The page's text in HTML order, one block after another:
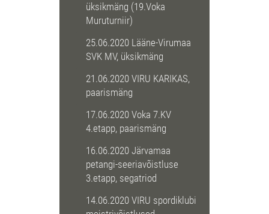
üksikmäng (19.Voka
Muruturniir)
25.06.2020 Lääne-Virumaa
SVK MV, üksikmäng
21.06.2020 VIRU KARIKAS,
paarismäng
17.06.2020 Voka 7.KV
4.etapp, paarismäng
16.06.2020 Järvamaa
petangi-seeriavõistluse
3.etapp, segatriod
14.06.2020 VIRU spordiklubi